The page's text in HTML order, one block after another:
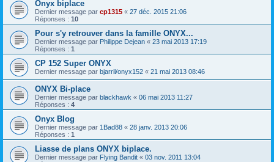
Onyx biplace
Dernier message par cp1315 « 27 déc. 2015 21:06
Réponses : 10
Pour s'y retrouver dans la famille ONYX...
Dernier message par Philippe Dejean « 23 mai 2013 17:19
Réponses : 1
CP 152 Super ONYX
Dernier message par bjarril/onyx152 « 21 mai 2013 08:46
ONYX Bi-place
Dernier message par blackhawk « 06 mai 2013 11:27
Réponses : 4
Onyx Blog
Dernier message par 1Bad88 « 28 janv. 2013 20:06
Réponses : 1
Liasse de plans ONYX biplace.
Dernier message par Flying Bandit « 03 nov. 2011 13:04